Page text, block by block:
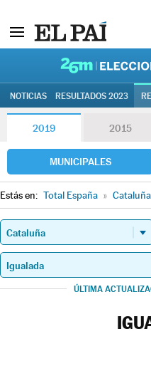
NOTICIAS RESULTADOS 2023
2019 2015
MUNICIPALES
Estás en: Total España » Cataluña
ÚLTIMA